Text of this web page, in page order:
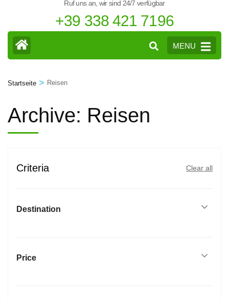
Ruf uns an, wir sind 24/7 verfügbar
+39 338 421 7196
MENU
Startseite > Reisen
Archive: Reisen
Criteria Clear all
Destination
Price